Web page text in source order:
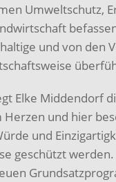
Umweltschutz,
und von den
Elke Middendorf
Herzen und hier
und
geschützt